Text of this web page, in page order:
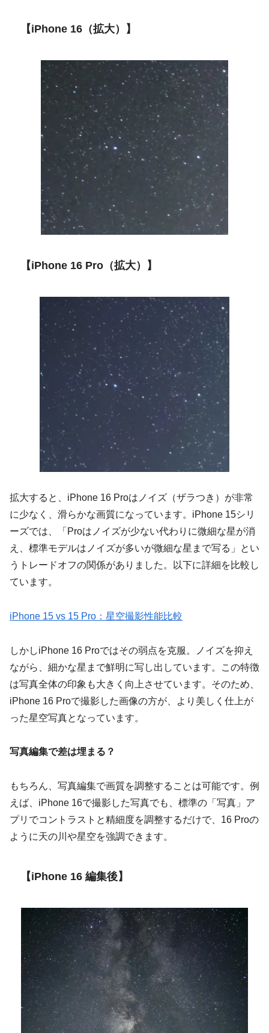
【iPhone 16（拡大）】
【iPhone 16 Pro（拡大）】
拡大すると、iPhone 16 Proはノイズ（ザラつき）が非常
に少なく、滑らかな画質になっています。iPhone 15シリ
ーズでは、「Proはノイズが少ない代わりに微細な星が消
え、標準モデルはノイズが多いが微細な星まで写る」とい
うトレードオフの関係がありました。以下に詳細を比較し
ています。
iPhone 15 vs 15 Pro：星空撮影性能比較
しかしiPhone 16 Proではその弱点を克服。ノイズを抑え
ながら、細かな星まで鮮明に写し出しています。この特徴
は写真全体の印象も大きく向上させています。そのため、
iPhone 16 Proで撮影した画像の方が、より美しく仕上が
った星空写真となっています。
写真編集で差は埋まる？
もちろん、写真編集で画質を調整することは可能です。例
えば、iPhone 16で撮影した写真でも、標準の「写真」ア
プリでコントラストと精細度を調整するだけで、16 Proの
ように天の川や星空を強調できます。
【iPhone 16 編集後】